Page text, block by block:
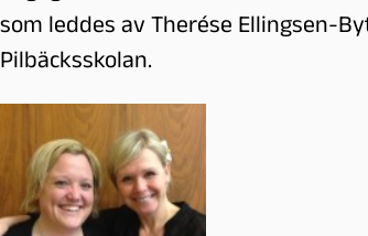
som leddes av Therése Ellingsen-
Pilbäcksskolan.